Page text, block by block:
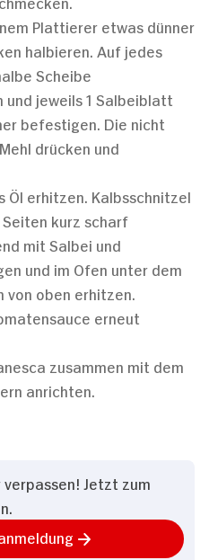
Plattierer etwas dünner
halbieren. Auf jedes
Scheibe
und jeweils 1 Salbeiblatt
befestigen. Die nicht
drücken und
Öl erhitzen. Kalbsschnitzel
kurz scharf
mit Salbei und
und im Ofen unter dem
von oben erhitzen.
erneut
zusammen mit dem
anrichten.
Jetzt zum